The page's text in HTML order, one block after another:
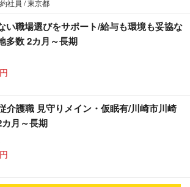
社員 / 東京都
い職場選びをサポート/給与も環境も妥協な
多数 2カ月～長期
介護職 見守りメイン・仮眠有/川崎市川崎
月～長期